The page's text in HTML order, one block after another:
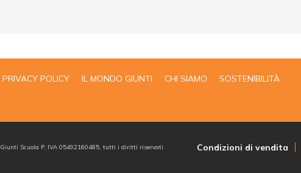
PRIVACY POLICY IL MONDO GIUNTI CHI SIAMO SOSTENIBILITÀ
Giunti Scuola P. IVA 05492160485, tutti i diritti riservati Condizioni di vendita